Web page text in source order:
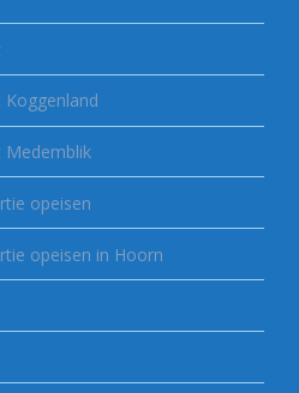
Medemblik
opeisen
opeisen in Hoorn